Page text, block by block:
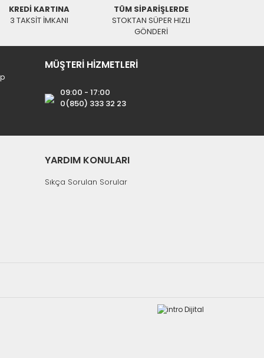
KREDİ KARTINA
3 TAKSİT İMKANI
TÜM SİPARİŞLERDE
STOKTAN SÜPER HIZLI
GÖNDERİ
MÜŞTERİ HİZMETLERİ
09:00 - 17:00
0(850) 333 32 23
YARDIM KONULARI
Sıkça Sorulan Sorular